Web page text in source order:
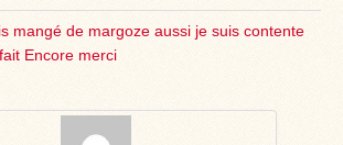
mangé de margoze aussi je suis contente
Encore merci